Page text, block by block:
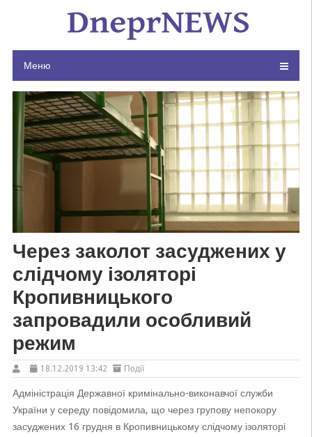
Меню
Через заколот засуджених у
слідчому ізоляторі
Кропивницького
запровадили особливий
режим
18.12.2019 13:42 Події
Адміністрація Державної кримінально-виконавчої служби
України у середу повідомила, що через групову непокору
засуджених 16 грудня в Кропивницькому слідчому ізоляторі